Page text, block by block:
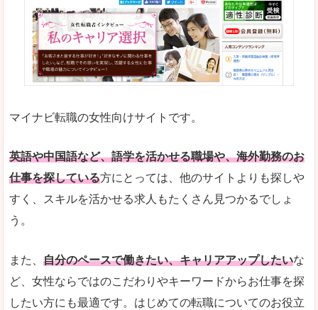
悪いところ
求人の掲載数が少ないです。
TOPページからこだわりや条件などをクイックに
はじめての転職や、転職活動において不安や心配
自分でうまく仕事を探せなくても、会員登録をす
人気度 「エン転職」全体として、会員数がとても多い印
多少検索しづらいのですが、掲載情報はパッと目
マイナビ転職の女性向けサイトです。
英語や中国語など、語学を活かせる職場や、海外勤務のお
仕事を探している方にとっては、他のサイトよりも探しや
すく、スキルを活かせる求人もたくさん見つかるでしょ
う。
また、 自分のペースで働きたい、キャリアアップしたいな
ど、女性ならではのこだわりやキーワードからお仕事を探
したい方にも最適です。はじめての転職についてのお役立